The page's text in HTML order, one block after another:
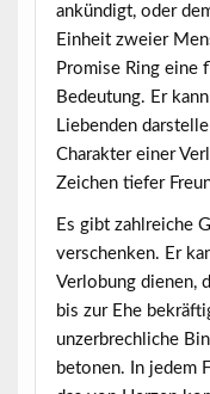
ankündigt, oder
Einheit zweier
Promise Ring eine
Bedeutung. Er
Liebenden
Charakter einer
Zeichen tiefer
Es gibt zahlreiche
verschenken. Er
Verlobung dienen,
bis zur Ehe
unzerbrechliche
betonen. In jedem